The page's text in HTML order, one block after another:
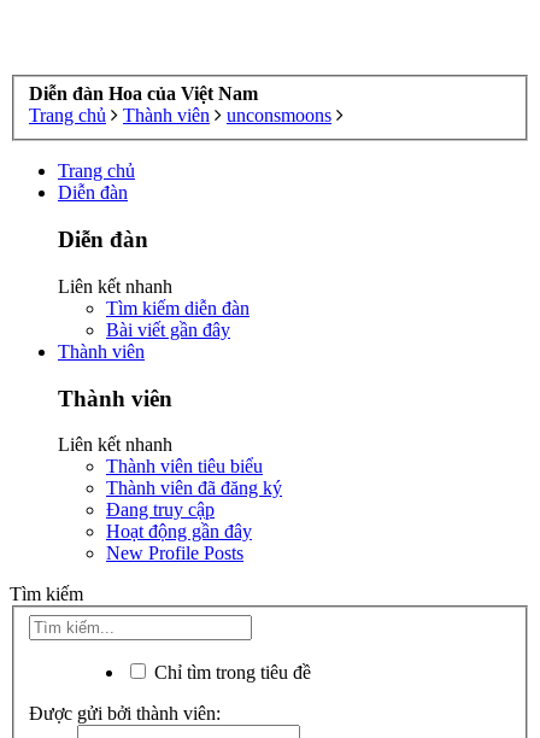
Diễn đàn Hoa của Việt Nam
Trang chủ
Thành viên unconsmoons
Trang chủ
Diễn đàn
Diễn đàn
Liên kết nhanh
Tìm kiếm diễn đàn
Bài viết gần đây
Thành viên
Thành viên
Liên kết nhanh
Thành viên tiêu biểu
Thành viên đã đăng ký
Đang truy cập
Hoạt động gần đây
New Profile Posts
Tìm kiếm
Chỉ tìm trong tiêu đề
Được gửi bởi thành viên: